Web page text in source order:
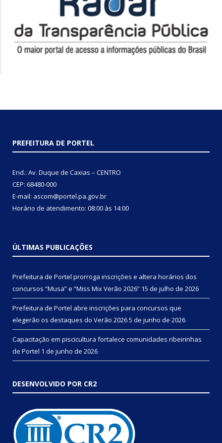
PREFEITURA DE PORTEL
End.: Av. Duque de Caxias – CENTRO
CEP: 68480-000
E-mail: ascom@portel.pa.gov.br
Horário de atendimento: 08:00 às 14:00
ÚLTIMAS PUBLICAÇÕES
Prefeitura de Portel prorroga inscrições e altera horários dos
concursos “Musa” e “Miss Mix Verão 2026” 15 de julho de 2026
Prefeitura de Portel abre inscrições para concursos que
elegerão os destaques do Verão 20265 de junho de 2026
Capacitação em piscicultura fortalece comunidades ribeirinhas
de Portel 1 de junho de 2026
DESENVOLVIDO POR CR2